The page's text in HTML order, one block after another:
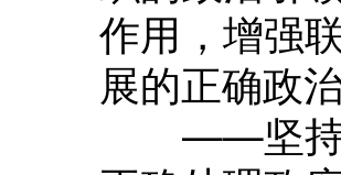
作用，增强
展的正确政治
——坚持改